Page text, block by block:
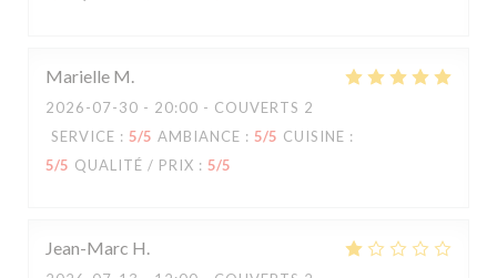
Marielle M
2026-07-30 - 20:00 - COUVERTS 2
SERVICE : 5/5 AMBIANCE : 5/5 CUISINE :
5/5 QUALITÉ / PRIX : 5/5
Jean-Marc H